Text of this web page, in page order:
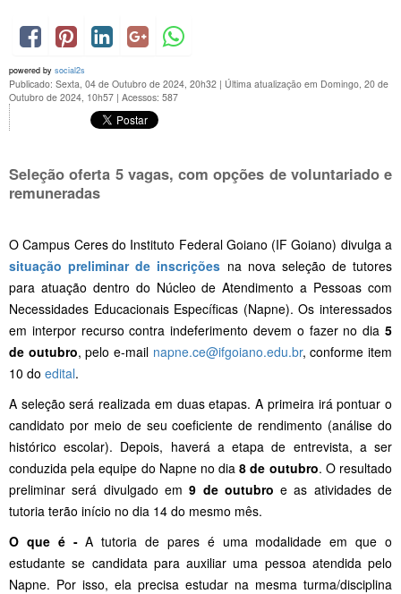
powered by social2s
Publicado: Sexta, 04 de Outubro de 2024, 20h32 | Última atualização em Domingo, 20 de
Outubro de 2024, 10h57 | Acessos: 587
Seleção oferta 5 vagas, com opções de voluntariado e
remuneradas
O Campus Ceres do Instituto Federal Goiano (IF Goiano) divulga a
situação preliminar de inscrições na nova seleção de tutores
para atuação dentro do Núcleo de Atendimento a Pessoas com
Necessidades Educacionais Específicas (Napne). Os interessados
em interpor recurso contra indeferimento devem o fazer no dia 5
de outubro, pelo e-mail napne.ce@ifgoiano.edu.br, conforme item
10 do edital.
A seleção será realizada em duas etapas. A primeira irá pontuar o
candidato por meio de seu coeficiente de rendimento (análise do
histórico escolar). Depois, haverá a etapa de entrevista, a ser
conduzida pela equipe do Napne no dia 8 de outubro. O resultado
preliminar será divulgado em9 de outubroe as atividades de
tutoria terão início no dia 14 do mesmo mês.
O que é -A tutoria de pares é uma modalidade em que o
estudante se candidata para auxiliar uma pessoa atendida pelo
Napne. Por isso, ela precisa estudar na mesma turma/disciplina